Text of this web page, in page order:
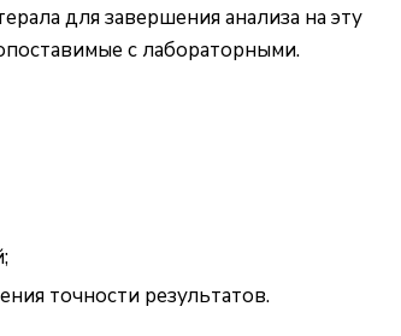
для завершения анализа на эту
с лабораторными.
точности результатов.